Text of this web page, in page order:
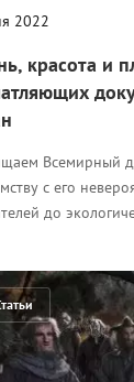
2022
красота и
Всемирный
с его
до